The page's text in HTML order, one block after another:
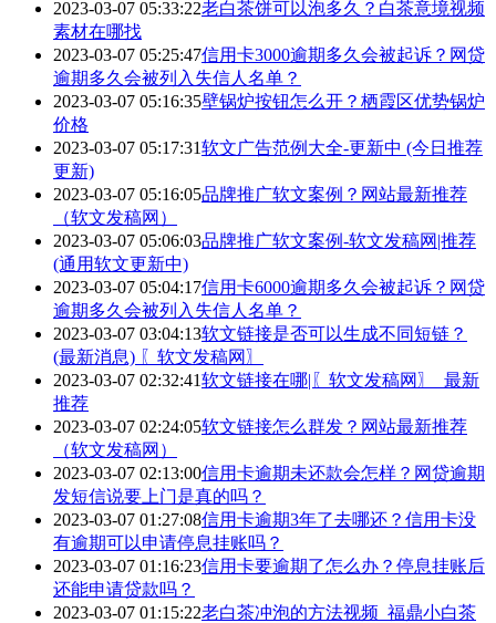
2023-03-07 05:33:22老白茶饼可以泡多久？白茶意境视频
素材在哪找
2023-03-07 05:25:47信用卡3000逾期多久会被起诉？网贷
逾期多久会被列入失信人名单？
2023-03-07 05:16:35壁锅炉按钮怎么开？栖霞区优势锅炉
价格
2023-03-07 05:17:31软文广告范例大全-更新中 (今日推荐
更新)
2023-03-07 05:16:05品牌推广软文案例？网站最新推荐
（软文发稿网）
2023-03-07 05:06:03品牌推广软文案例-软文发稿网|推荐
(通用软文更新中)
2023-03-07 05:04:17信用卡6000逾期多久会被起诉？网贷
逾期多久会被列入失信人名单？
2023-03-07 03:04:13软文链接是否可以生成不同短链？
(最新消息) 〖软文发稿网〗
2023-03-07 02:32:41软文链接在哪|〖软文发稿网〗_最新
推荐
2023-03-07 02:24:05软文链接怎么群发？网站最新推荐
（软文发稿网）
2023-03-07 02:13:00信用卡逾期未还款会怎样？网贷逾期
发短信说要上门是真的吗？
2023-03-07 01:27:08信用卡逾期3年了去哪还？信用卡没
有逾期可以申请停息挂账吗？
2023-03-07 01:16:23信用卡要逾期了怎么办？停息挂账后
还能申请贷款吗？
2023-03-07 01:15:22老白茶冲泡的方法视频_福鼎小白茶